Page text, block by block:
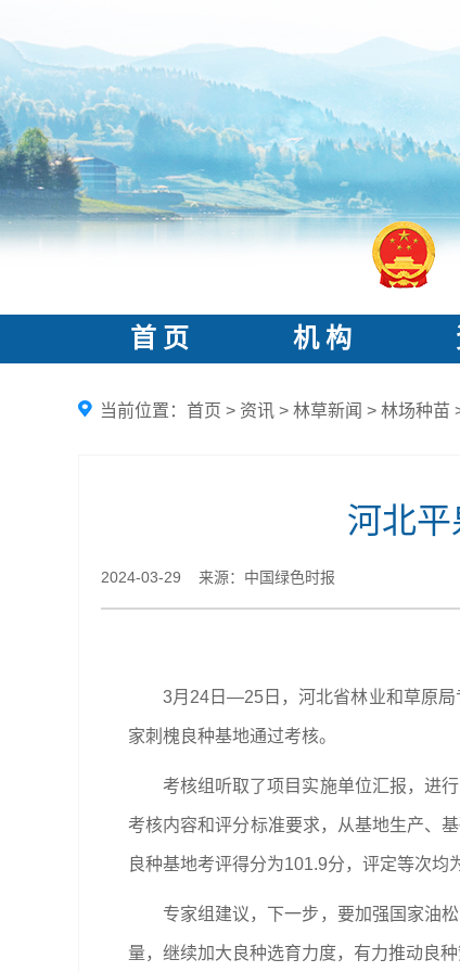
首 页 机 构
当前位置： 首页 > 资讯 > 林草新闻 > 林场种苗
河北
2024-03-29 来源：中国绿色时报
3月24日—25日，河北省林业和草原局
家刺槐良种基地通过考核。
考核组听取了项目实施单位汇报，进
考核内容和评分标准要求，从基地生产、
良种基地考评得分为101.9分，评定等次均为
专家组建议，下一步，要加强国家油
量，继续加大良种选育力度，有力推动良